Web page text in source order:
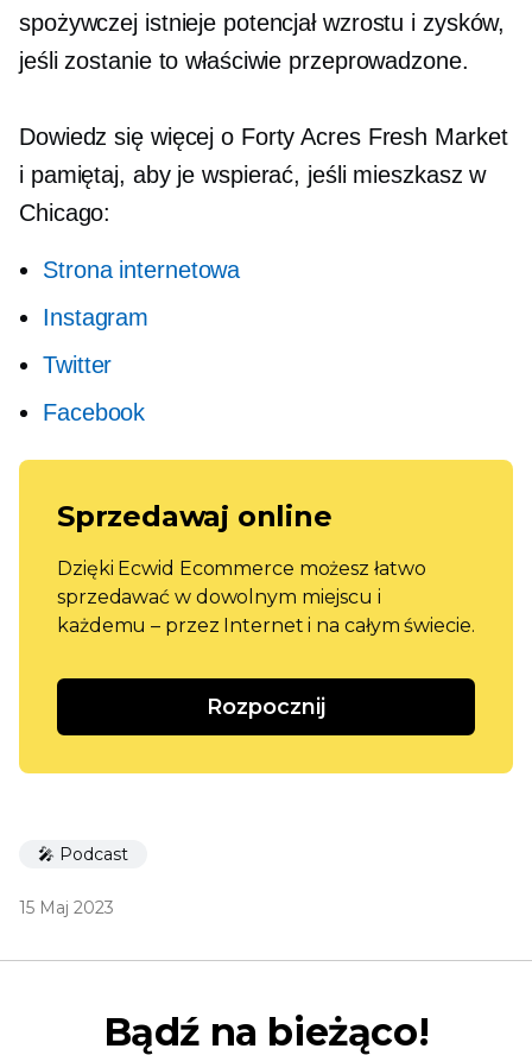
spożywczej istnieje potencjał wzrostu i zysków,
jeśli zostanie to właściwie przeprowadzone.
Dowiedz się więcej o Forty Acres Fresh Market
i pamiętaj, aby je wspierać, jeśli mieszkasz w
Chicago:
Strona internetowa
Instagram
Twitter
Facebook
Sprzedawaj online
Dzięki Ecwid Ecommerce możesz łatwo
sprzedawać w dowolnym miejscu i
każdemu – przez Internet i na całym świecie.
Rozpocznij
🎤 Podcast
15 Maj 2023
Bądź na bieżąco!